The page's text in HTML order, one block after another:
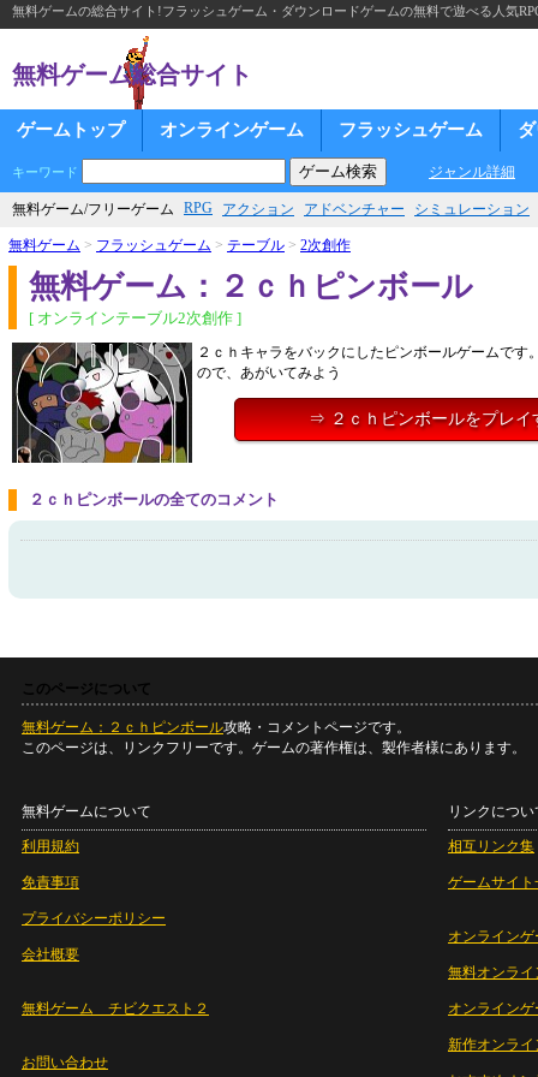
無料ゲームの総合サイト!フラッシュゲーム・ダウンロードゲームの無料で遊べる人気
無料ゲーム総合サイト
ゲームトップ オンラインゲーム フラッシュゲーム
キーワード ジャンル詳細
無料ゲーム/フリーゲーム RPG アクション アドベンチャー シミュレーション
無料ゲーム > フラッシュゲーム > テーブル > 2次創作
無料ゲーム：２ｃｈピンボール
[ オンラインテーブル2次創作 ]
２ｃｈキャラをバックにしたピンボールゲームです
ので、あがいてみよう
⇒ ２ｃｈピンボールをプレイ
２ｃｈピンボールの全てのコメント
このページについて
無料ゲーム：２ｃｈピンボール攻略・コメントページです。
このページは、リンクフリーです。ゲームの著作権は、製作者様にあります。
無料ゲームについて
利用規約
免責事項
プライバシーポリシー
会社概要
無料ゲーム チビクエスト２
お問い合わせ
リンクについ
相互リンク集
ゲームサイト
オンラインゲ
無料オンライ
オンライン
新作オンライ